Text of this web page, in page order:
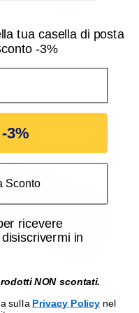
-3%
Schuko Trivalente
spine Italiane e
tua casella di posta
-3%
3%
Sconto
ricevere
in
NON scontati.
sulla Privacy Policy nel